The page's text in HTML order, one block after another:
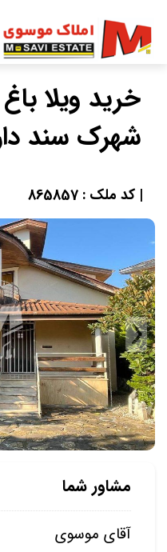
شهرک سند
| کد ملک : 865857
مشاور شما
آقای موسوی